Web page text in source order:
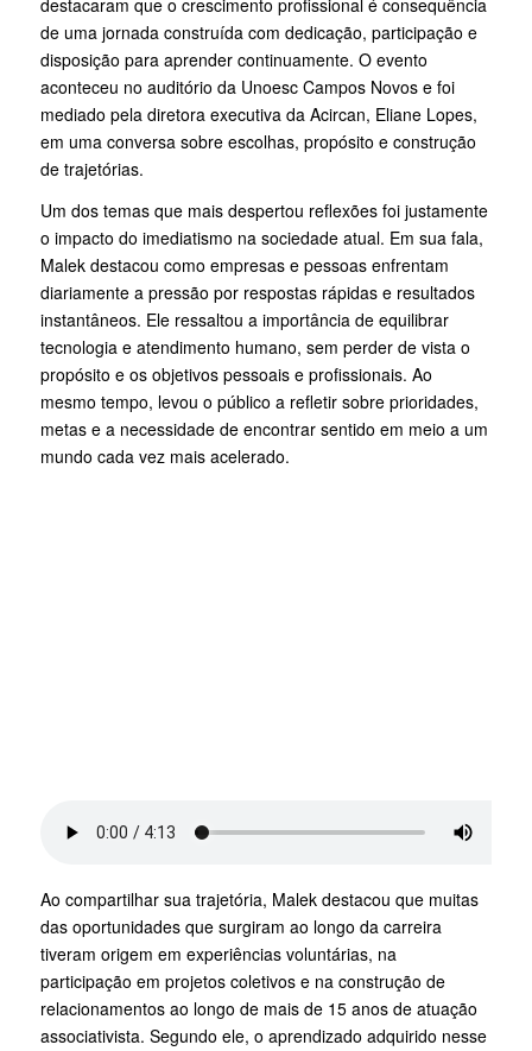
destacaram que o crescimento profissional é consequência
de uma jornada construída com dedicação, participação e
disposição para aprender continuamente. O evento
aconteceu no auditório da Unoesc Campos Novos e foi
mediado pela diretora executiva da Acircan, Eliane Lopes,
em uma conversa sobre escolhas, propósito e construção
de trajetórias.
Um dos temas que mais despertou reflexões foi justamente
o impacto do imediatismo na sociedade atual. Em sua fala,
Malek destacou como empresas e pessoas enfrentam
diariamente a pressão por respostas rápidas e resultados
instantâneos. Ele ressaltou a importância de equilibrar
tecnologia e atendimento humano, sem perder de vista o
propósito e os objetivos pessoais e profissionais. Ao
mesmo tempo, levou o público a refletir sobre prioridades,
metas e a necessidade de encontrar sentido em meio a um
mundo cada vez mais acelerado.
Ao compartilhar sua trajetória, Malek destacou que muitas
das oportunidades que surgiram ao longo da carreira
tiveram origem em experiências voluntárias, na
participação em projetos coletivos e na construção de
relacionamentos ao longo de mais de 15 anos de atuação
associativista. Segundo ele, o aprendizado adquirido nesse